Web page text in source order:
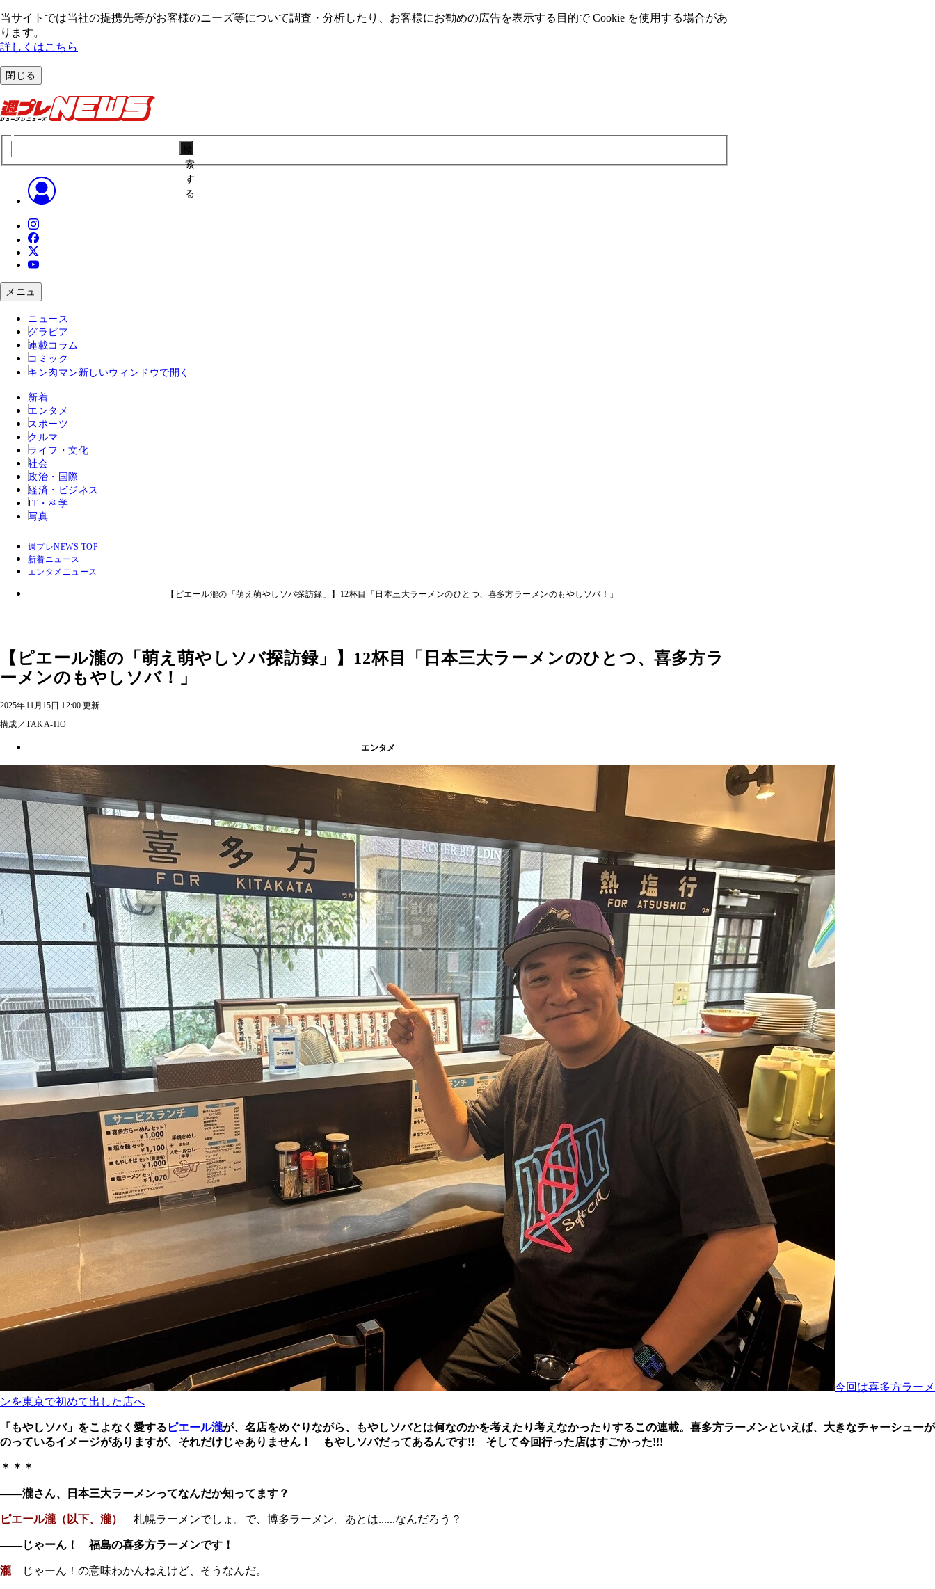
当サイトでは当社の提携先等がお客様のニーズ等について調査・分析したり、お客様にお勧めの広告を表⽰する⽬的で Cookie を使⽤する場合があ
ります。
詳しくはこちら
閉じる
索
す
る
メニュ
ニュース
グラビア
連載コラム
コミック
キン肉マン 新しいウィンドウで開く
新着
エンタメ
スポーツ
クルマ
ライフ・文化
社会
政治・国際
経済・ビジネス
IT・科学
写真
週プレNEWS TOP
新着ニュース
エンタメニュース
【ピエール瀧の「萌え萌やしソバ探訪録」】12杯目「日本三大ラーメンのひとつ、喜多方ラーメンのもやしソバ！」
【ピエール瀧の「萌え萌やしソバ探訪録」】12杯目「日本三大ラーメンのひとつ、喜多方ラ
ーメンのもやしソバ！」
2025年11月15日 12:00 更新
構成／TAKA-HO
エンタメ
今回は喜多方ラーメ
ンを東京で初めて出した店へ
「もやしソバ」をこよなく愛する ピエール瀧が、名店をめぐりながら、もやしソバとは何なのかを考えたり考えなかったりするこの連載。喜多方ラーメンといえば、大きなチャーシューが
のっているイメージがありますが、それだけじゃありません！ もやしソバだってあるんです!! そして今回行った店はすごかった!!!
＊＊＊
――瀧さん、日本三大ラーメンってなんだか知ってます？
ピエール瀧（以下、瀧） 札幌ラーメンでしょ。で、博多ラーメン。あとは......なんだろう？
――じゃーん！ 福島の喜多方ラーメンです！
瀧じゃーん！の意味わかんねえけど、そうなんだ。